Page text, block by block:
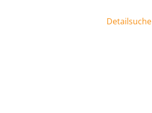
Detailsuche